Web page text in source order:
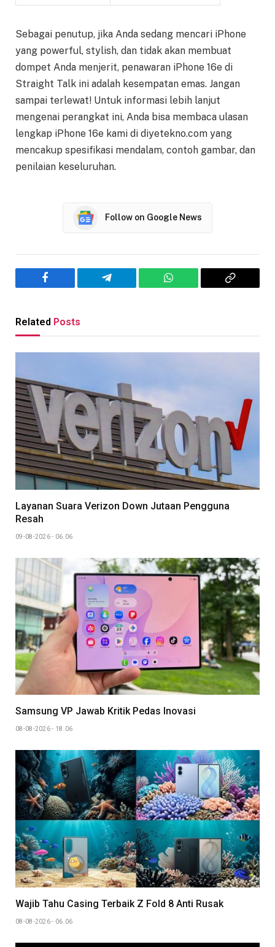
Sebagai penutup, jika Anda sedang mencari iPhone
yang powerful, stylish, dan tidak akan membuat
dompet Anda menjerit, penawaran iPhone 16e di
Straight Talk ini adalah kesempatan emas. Jangan
sampai terlewat! Untuk informasi lebih lanjut
mengenai perangkat ini, Anda bisa membaca ulasan
lengkap iPhone 16e kami di diyetekno.com yang
mencakup spesifikasi mendalam, contoh gambar, dan
penilaian keseluruhan.
Follow on Google News
Facebook Telegram WhatsApp
Copy
Related Posts
Layanan Suara Verizon Down Jutaan Pengguna
Resah
09-08-2026 - 06.06
Samsung VP Jawab Kritik Pedas Inovasi
08-08-2026 - 18.06
Wajib Tahu Casing Terbaik Z Fold 8 Anti Rusak
08-08-2026 - 06.06